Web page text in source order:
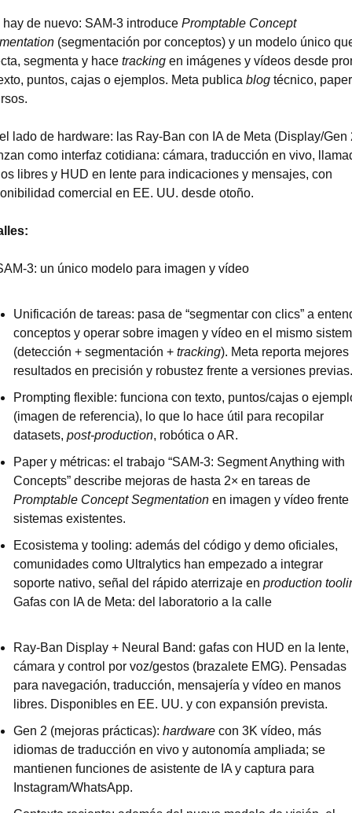
hay de nuevo: SAM-3 introduce Promptable Concept
(segmentación por conceptos) y un modelo único
segmenta y hace tracking en imágenes y vídeos desde
puntos, cajas o ejemplos. Meta publica blog técnico,
lado de hardware: las Ray-Ban con IA de Meta (Display/Gen
como interfaz cotidiana: cámara, traducción en vivo,
libres y HUD en lente para indicaciones y mensajes, con
comercial en EE. UU. desde otoño.
SAM-3: un único modelo para imagen y vídeo
Unificación de tareas: pasa de “segmentar con clics” a
conceptos y operar sobre imagen y vídeo en el mismo
(detección + segmentación + tracking). Meta reporta mejores
resultados en precisión y robustez frente a versiones
Prompting flexible: funciona con texto, puntos/cajas o
(imagen de referencia), lo que lo hace útil para recopilar
datasets, post-production, robótica o AR.
Paper y métricas: el trabajo “SAM-3: Segment Anything with
Concepts” describe mejoras de hasta 2× en tareas de
Promptable Concept Segmentation en imagen y vídeo frente
sistemas existentes.
Ecosistema y tooling: además del código y demo oficiales,
comunidades como Ultralytics han empezado a integrar
soporte nativo, señal del rápido aterrizaje en production
Gafas con IA de Meta: del laboratorio a la calle
Ray-Ban Display + Neural Band: gafas con HUD en la lente,
cámara y control por voz/gestos (brazalete EMG). Pensadas
para navegación, traducción, mensajería y vídeo en manos
libres. Disponibles en EE. UU. y con expansión prevista.
Gen 2 (mejoras prácticas): hardware con 3K vídeo, más
idiomas de traducción en vivo y autonomía ampliada; se
mantienen funciones de asistente de IA y captura para
Instagram/WhatsApp.